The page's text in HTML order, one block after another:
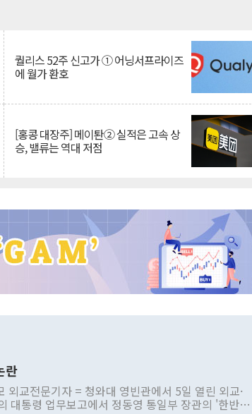
퀄리스 52주 신고가 ① 어닝서프라이즈
에 월가 환호
[홍콩 대장주] 메이퇀② 실적은 고속 상
승, 밸류는 역대 저점
란
외교전문기자 = 청와대 영빈관에서 5일 열린 외교·
대통령 업무보고에서 정동영 통일부 장관의 '한반도